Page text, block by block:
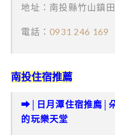
地址：南投縣竹山鎮
電話： 0931 246 169
南投住宿推薦
➡│日月潭住宿推廌│
的玩樂天堂